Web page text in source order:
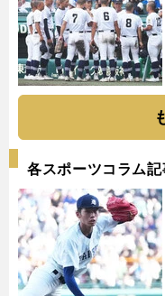
各スポーツコラム記